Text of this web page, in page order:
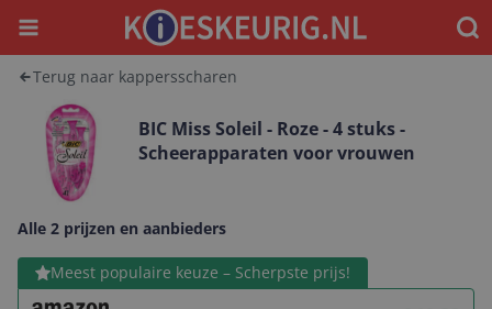
Menu
Terug naar kappersscharen
BIC Miss Soleil - Roze - 4 stuks -
Scheerapparaten voor vrouwen
Alle 2 prijzen en aanbieders
Meest populaire keuze – Scherpste prijs!
Bekijk product